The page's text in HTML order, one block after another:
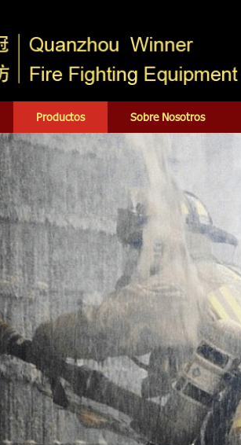
Productos Sobre Nosotros